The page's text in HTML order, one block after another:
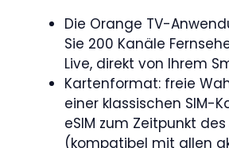
Die Orange TV-
Sie 200 Kanäle
Live, direkt von Ihrem
Kartenformat: freie
einer klassischen SIM-
eSIM zum Zeitpunkt
(kompatibel mit allen